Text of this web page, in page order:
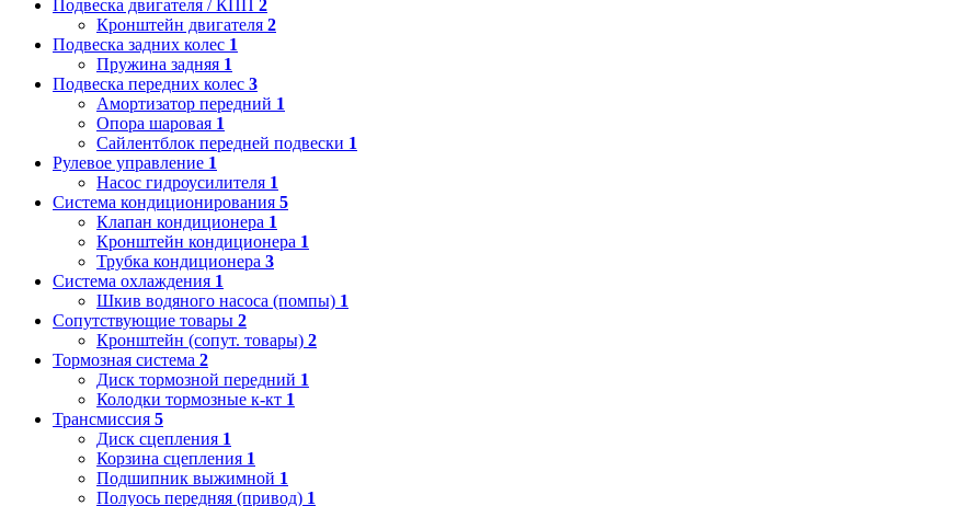
Подвеска двигателя / КПП 2
Кронштейн двигателя 2
Подвеска задних колес 1
Пружина задняя 1
Подвеска передних колес 3
Амортизатор передний 1
Опора шаровая 1
Сайлентблок передней подвески 1
Рулевое управление 1
Насос гидроусилителя 1
Система кондиционирования 5
Клапан кондиционера 1
Кронштейн кондиционера 1
Трубка кондиционера 3
Система охлаждения 1
Шкив водяного насоса (помпы) 1
Сопутствующие товары 2
Кронштейн (сопут. товары) 2
Тормозная система 2
Диск тормозной передний 1
Колодки тормозные к-кт 1
Трансмиссия 5
Диск сцепления 1
Корзина сцепления 1
Подшипник выжимной 1
Полуось передняя (привод) 1